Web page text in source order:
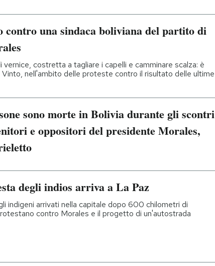
contro una sindaca boliviana del partito di
vernice, costretta a tagliare i capelli e camminare scalza: è
nell'ambito delle proteste contro il risultato delle ultime
sono morte in Bolivia durante gli scontri
e oppositori del presidente Morales,
degli indios arriva a La Paz
indigeni arrivati nella capitale dopo 600 chilometri di
contro Morales e il progetto di un'autostrada